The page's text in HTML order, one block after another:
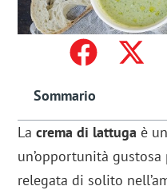
Sommario
Lacrema di lattuga è un
un’opportunità
relegata di solito